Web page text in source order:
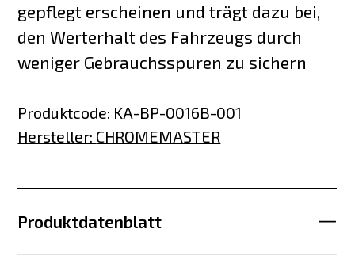
gepflegt erscheinen und trägt dazu bei,
den Werterhalt des Fahrzeugs durch
weniger Gebrauchsspuren zu sichern
Produktcode: KA-BP-0016B-001
Hersteller: CHROMEMASTER
Produktdatenblatt